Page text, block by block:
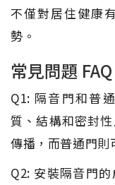
不僅對居住健康
勢。
常見問題 FAQ
Q1: 隔音門和普
質、結構和密封
傳播，而普通門則
Q2: 安裝隔音門